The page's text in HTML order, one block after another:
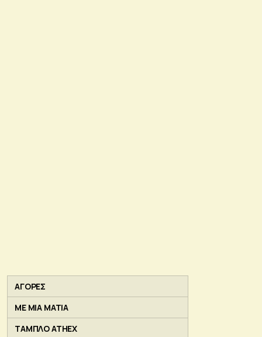
ΑΓΟΡΕΣ
ΜΕ ΜΙΑ ΜΑΤΙΑ
ΤΑΜΠΛΟ ATHEX